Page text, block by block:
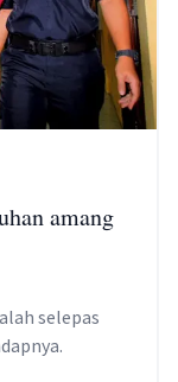
amang
selepas